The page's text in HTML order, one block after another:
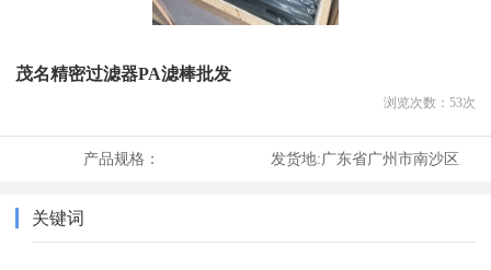
茂名精密过滤器PA滤棒批发
浏览次数： 53次
产品规格： 发货地:广东省广州市南沙区
关键词